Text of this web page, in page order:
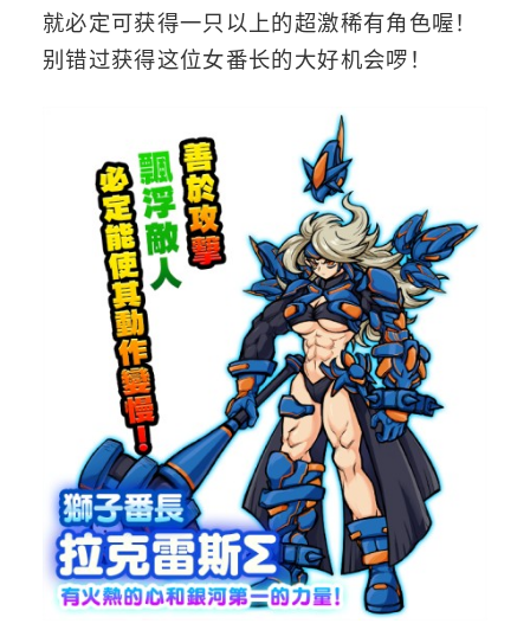
就必定可获得一只以上的超激稀有角色喔！
别错过获得这位女番长的大好机会啰！